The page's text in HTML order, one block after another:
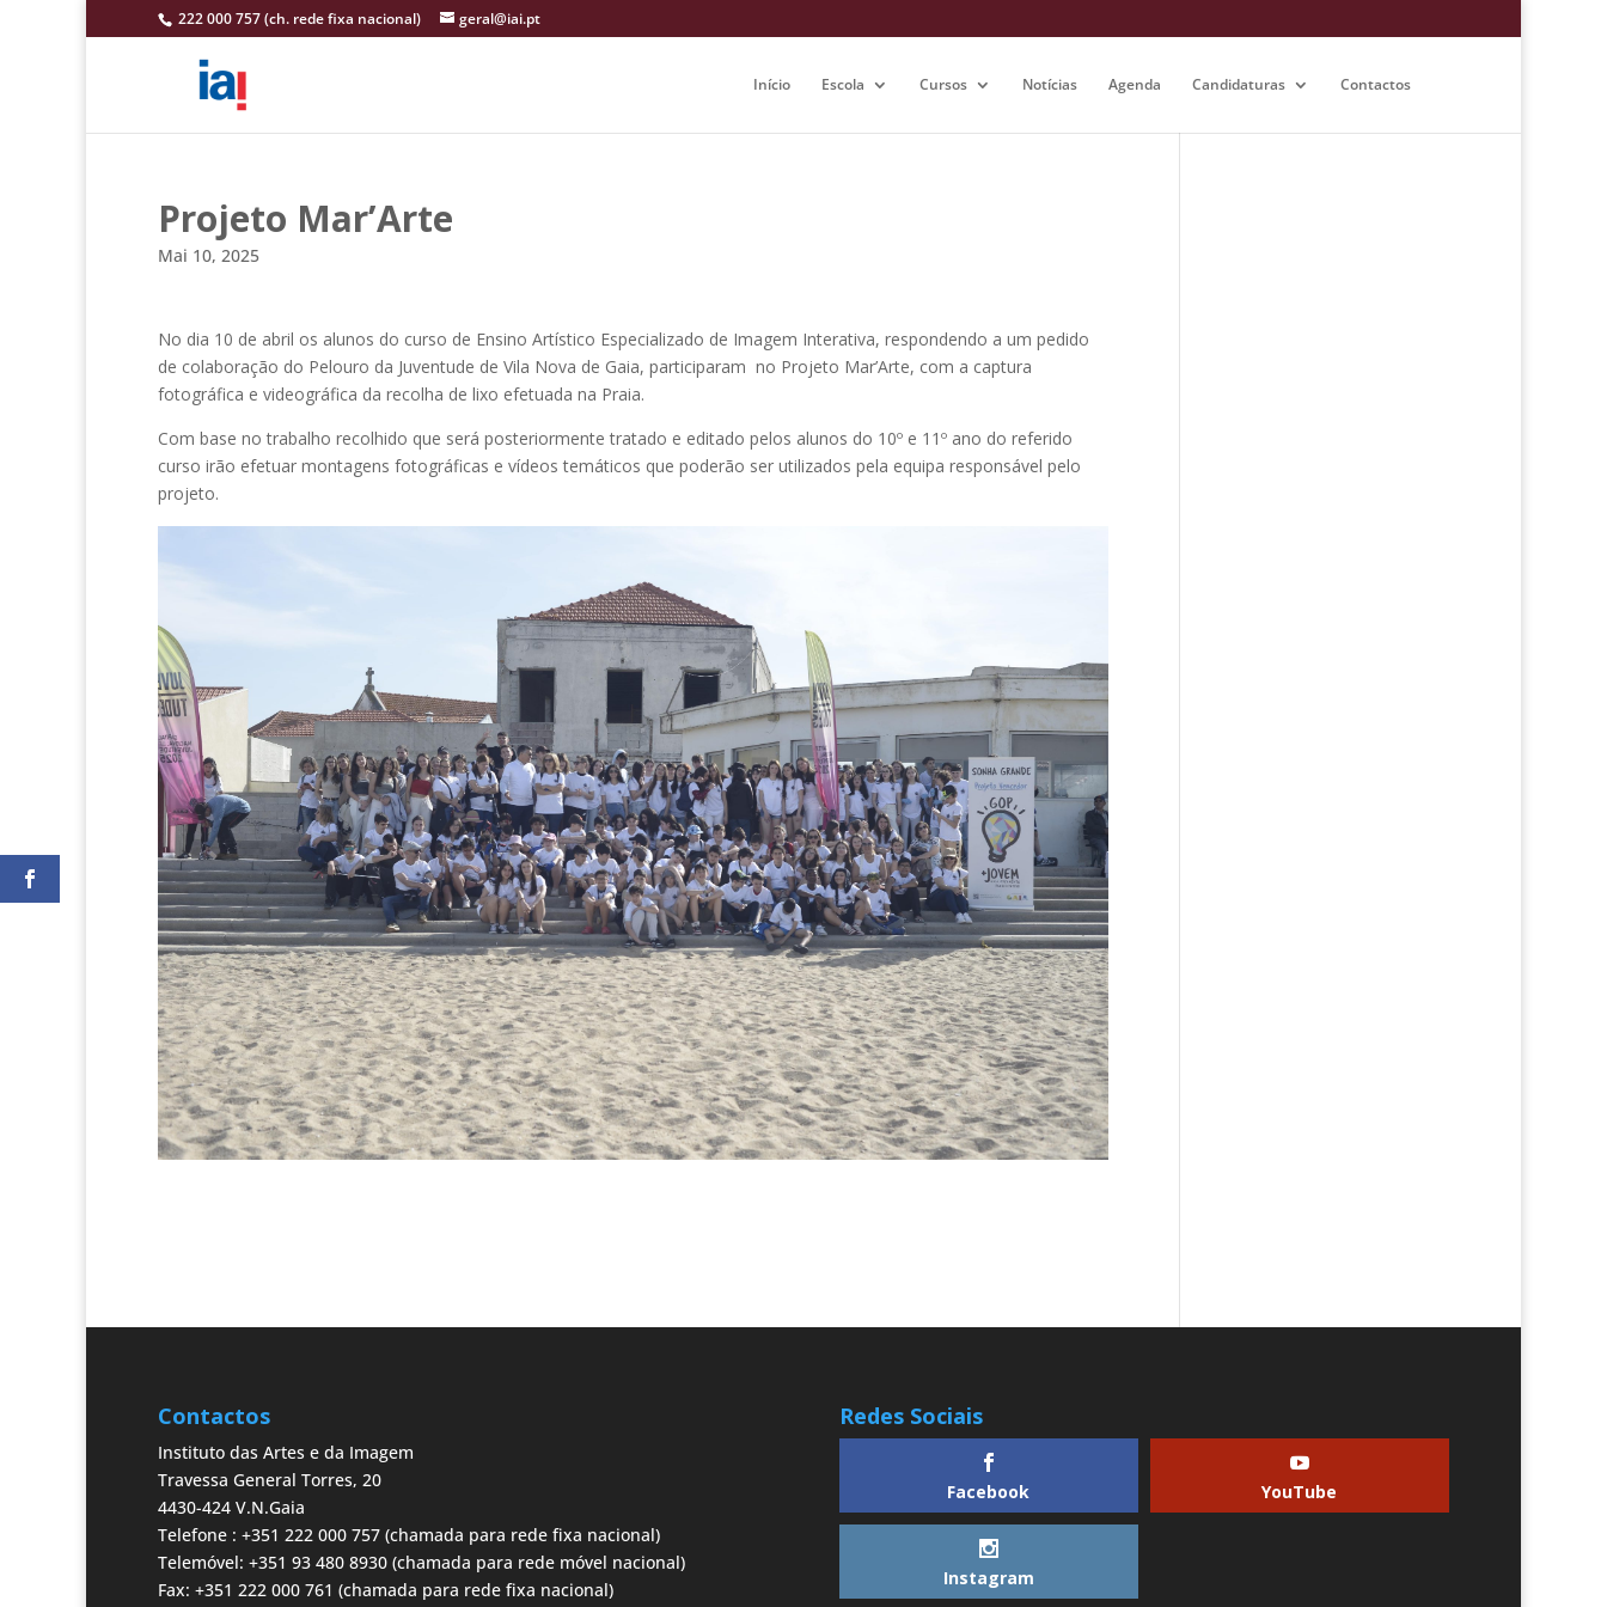
222 000 757 (ch. rede fixa nacional) geral@iai.pt
Início Escola Cursos Notícias Agenda Candidaturas Contactos
Projeto Mar’Arte
Mai 10, 2025
No dia 10 de abril os alunos do curso de Ensino Artístico Especializado de Imagem Interativa, respondendo a um pedido
de colaboração do Pelouro da Juventude de Vila Nova de Gaia, participaram no Projeto Mar’Arte, com a captura
fotográfica e videográfica da recolha de lixo efetuada na Praia.
Com base no trabalho recolhido que será posteriormente tratado e editado pelos alunos do 10º e 11º ano do referido
curso irão efetuar montagens fotográficas e vídeos temáticos que poderão ser utilizados pela equipa responsável pelo
projeto.
Contactos
Instituto das Artes e da Imagem
Travessa General Torres, 20
4430-424 V.N.Gaia
Telefone : +351 222 000 757 (chamada para rede fixa nacional)
Telemóvel: +351 93 480 8930 (chamada para rede móvel nacional)
Fax: +351 222 000 761 (chamada para rede fixa nacional)
Redes Sociais
Facebook YouTube
Instagram